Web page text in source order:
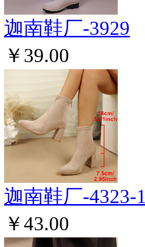
迦南鞋厂-3929
￥39.00
迦南鞋厂-4323-1
￥43.00